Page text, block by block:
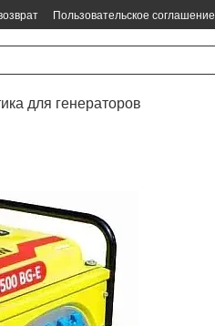
Пользовательское соглашение
для генераторов